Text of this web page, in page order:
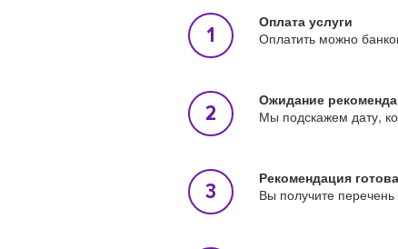
Оплата услуги
Оплатить можно
Ожидание
Мы подскажем дату,
Рекомендация готова
Вы получите